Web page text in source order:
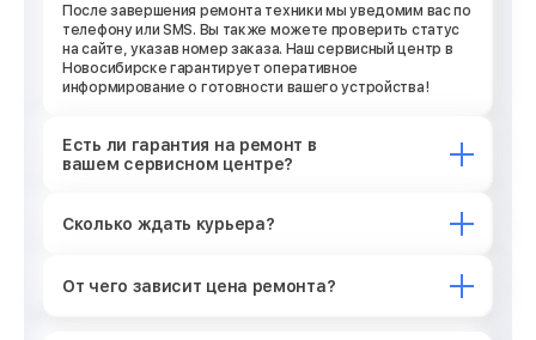
После завершения ремонта техники мы уведомим вас по
телефону или SMS. Вы также можете проверить статус
на сайте, указав номер заказа. Наш сервисный центр в
Новосибирске гарантирует оперативное
информирование о готовности вашего устройства!
Есть ли гарантия на ремонт в
вашем сервисном центре?
Сколько ждать курьера?
От чего зависит цена ремонта?